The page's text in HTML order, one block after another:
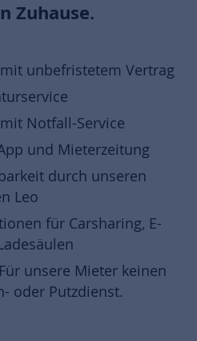
Zuhause.
unbefristetem Vertrag
Notfall-Service
und Mieterzeitung
durch unseren
Leo
für Carsharing, E-
unsere Mieter keinen
oder Putzdienst.